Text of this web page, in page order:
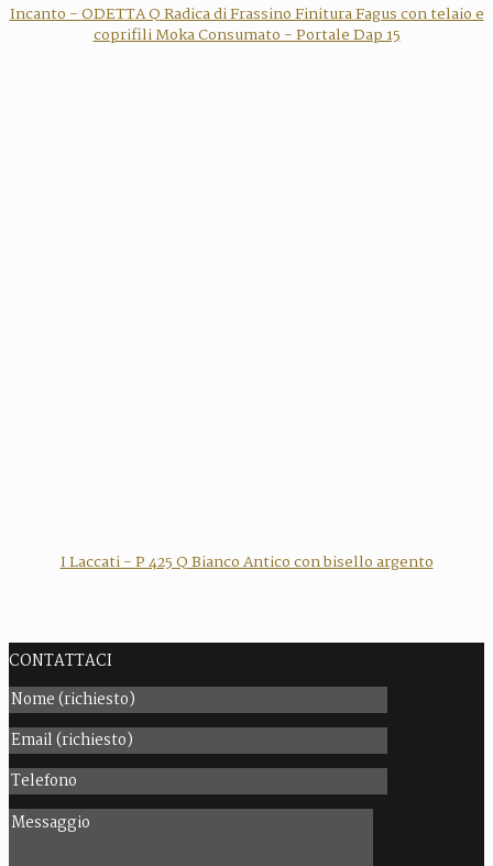
Incanto - ODETTA Q Radica di Frassino Finitura Fagus con telaio e
coprifili Moka Consumato - Portale Dap 15
I Laccati - P 425 Q Bianco Antico con bisello argento
CONTATTACI